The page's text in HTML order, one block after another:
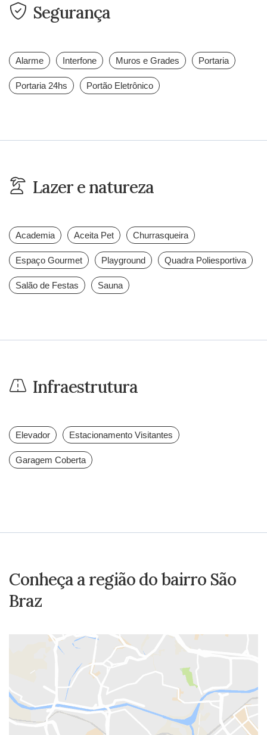
Segurança
Alarme Interfone Muros e Grades Portaria
Portaria 24hs Portão Eletrônico
Lazer e natureza
Academia Aceita Pet Churrasqueira
Espaço Gourmet Playground Quadra Poliesportiva
Salão de Festas Sauna
Infraestrutura
Elevador Estacionamento Visitantes
Garagem Coberta
Conheça a região do bairro São
Braz